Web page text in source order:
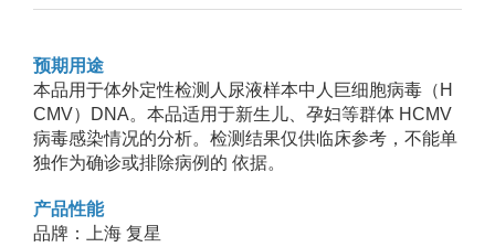
预期用途
本品用于体外定性检测人尿液样本中人巨细胞病毒（H
CMV）DNA。本品适用于新生儿、孕妇等群体 HCMV
病毒感染情况的分析。检测结果仅供临床参考，不能单
独作为确诊或排除病例的 依据。
产品性能
品牌：上海 复星